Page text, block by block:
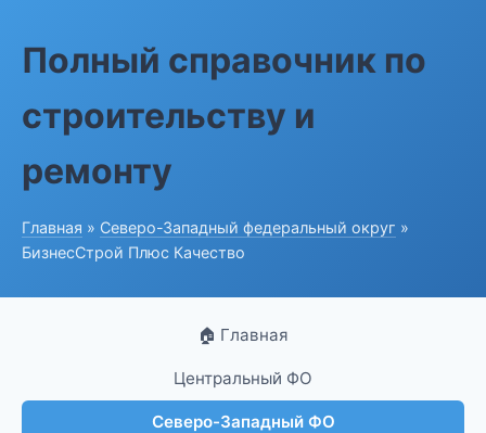
Полный справочник по
строительству и
ремонту
Главная » Северо-Западный федеральный округ »
БизнесСтрой Плюс Качество
🏠 Главная
Центральный ФО
Северо-Западный ФО